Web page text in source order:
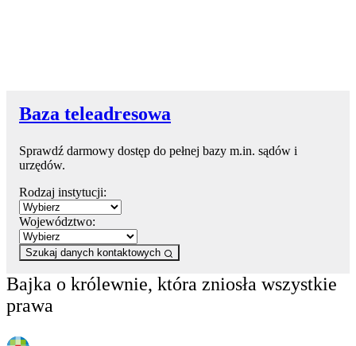
Baza teleadresowa
Sprawdź darmowy dostęp do pełnej bazy m.in. sądów i
urzędów.
Rodzaj instytucji:
Województwo:
Szukaj danych kontaktowych
Bajka o królewnie, która zniosła wszystkie
prawa